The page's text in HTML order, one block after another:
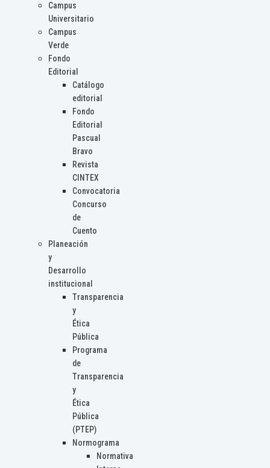
Campus
Universitario
Campus
Verde
Fondo
Editorial
Catálogo
editorial
Fondo
Editorial
Pascual
Bravo
Revista
CINTEX
Convocatoria
Concurso
de
Cuento
Planeación
y
Desarrollo
institucional
Transparencia
y
Ética
Pública
Programa
de
Transparencia
y
Ética
Pública
(PTEP)
Normograma
Normativa